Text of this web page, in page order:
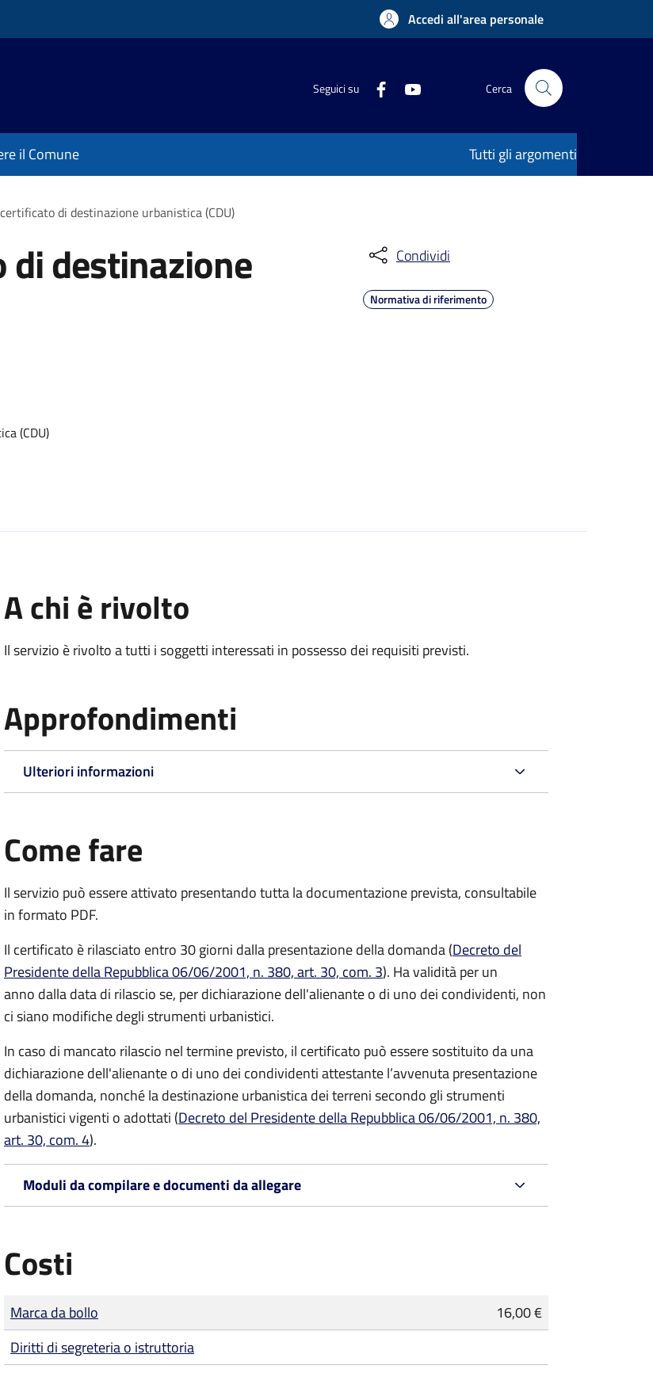
Accedi all'area personale
Seguici su Cerca
il Comune Tutti gli argomenti
di destinazione urbanistica (CDU)
di destinazione
(CDU)
Condividi
Normativa di riferimento
A chi è rivolto
Il servizio è rivolto a tutti i soggetti interessati in possesso dei requisiti previsti.
Approfondimenti
Ulteriori informazioni
Come fare
Il servizio può essere attivato presentando tutta la documentazione prevista, consultabile
in formato PDF.
Il certificato è rilasciato entro 30 giorni dalla presentazione della domanda (Decreto del
Presidente della Repubblica 06/06/2001, n. 380, art. 30, com. 3). Ha validità perun
anno dalla data di rilascio se, per dichiarazione dell'alienante o di uno dei condividenti, non
ci siano modifiche degli strumenti urbanistici.
In caso di mancato rilascio nel termine previsto, il certificato può essere sostituito da una
dichiarazione dell'alienante o di uno dei condividenti attestante l’avvenuta presentazione
della domanda, nonché la destinazione urbanistica dei terreni secondo gli strumenti
urbanistici vigenti o adottati (Decreto del Presidente della Repubblica 06/06/2001, n. 380,
art. 30, com. 4).
Moduli da compilare e documenti da allegare
Costi
Tipo di pagamento
Importo
Marca da bollo
16,00 €
Diritti di segreteria o istruttoria